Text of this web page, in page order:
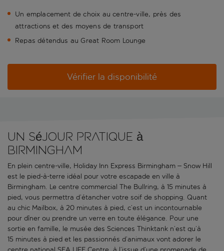
Un emplacement de choix au centre-ville, près des
attractions et des moyens de transport
Repas détendus au Great Room Lounge
Vérifier la disponibilité
Un séjour pratique à
Birmingham
En plein centre-ville, Holiday Inn Express Birmingham – Snow Hill
est le pied-à-terre idéal pour votre escapade en ville à
Birmingham. Le centre commercial The Bullring, à 15 minutes à
pied, vous permettra d’étancher votre soif de shopping. Quant
au chic Mailbox, à 20 minutes à pied, c’est un incontournable
pour dîner ou prendre un verre en toute élégance. Pour une
sortie en famille, le musée des Sciences Thinktank n’est qu’à
15 minutes à pied et les passionnés d’animaux vont adorer le